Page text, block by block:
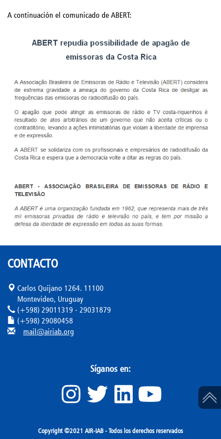
A continuación el comunicado de ABERT:
CONTACTO
Carlos Quijano 1264. 11100
Montevideo, Uruguay
(+598) 29011319 - 29031879
(+598) 29080458
mail@airiab.org
Síganos en:
Copyright ©2021 AIR-IAB - Todos los derechos reservados